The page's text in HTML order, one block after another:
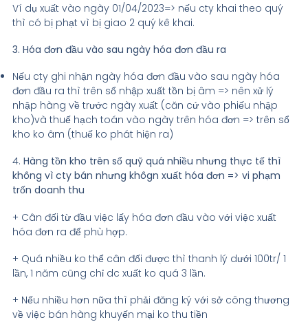
Ví dụ xuất vào ngày 01/04/2023=> nếu cty khai theo quý
thì có bị phạt vì bị giao 2 quý kê khai.
3. Hóa đơn đầu vào sau ngày hóa đơn đầu ra
Nếu cty ghi nhận ngày hóa đơn đầu vào sau ngày hóa
đơn đầu ra thì trên sổ nhập xuất tồn bị âm => nên xử lý
nhập hàng về trước ngày xuất (căn cứ vào phiếu nhập
kho)và thuế hạch toán vào ngày trên hóa đơn => trên sổ
kho ko âm (thuế ko phát hiện ra)
4.Hàng tồn kho trên sổ quỹ quá nhiều nhưng thực tế thì
không vì cty bán nhưng khôgn xuất hóa đơn => vi phạm
trốn doanh thu
+ Cân đối từ đầu việc lấy hóa đơn đầu vào với việc xuất
hóa đơn ra để phù hợp.
+ Quá nhiều ko thể cân đối được thì thanh lý dưới 100tr/ 1
lần, 1 năm cũng chỉ dc xuất ko quá 3 lần.
+ Nếu nhiều hơn nữa thì phải đăng ký với sở công thương
về việc bán hàng khuyến mại ko thu tiền